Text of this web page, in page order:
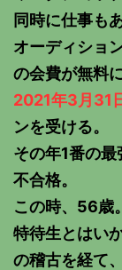
同時に仕事も
オーディショ
の会費が無料
2021年3月31
ンを受ける。
その年1番の
不合格。
この時、56歳。
特待生とはい
の稽古を経て